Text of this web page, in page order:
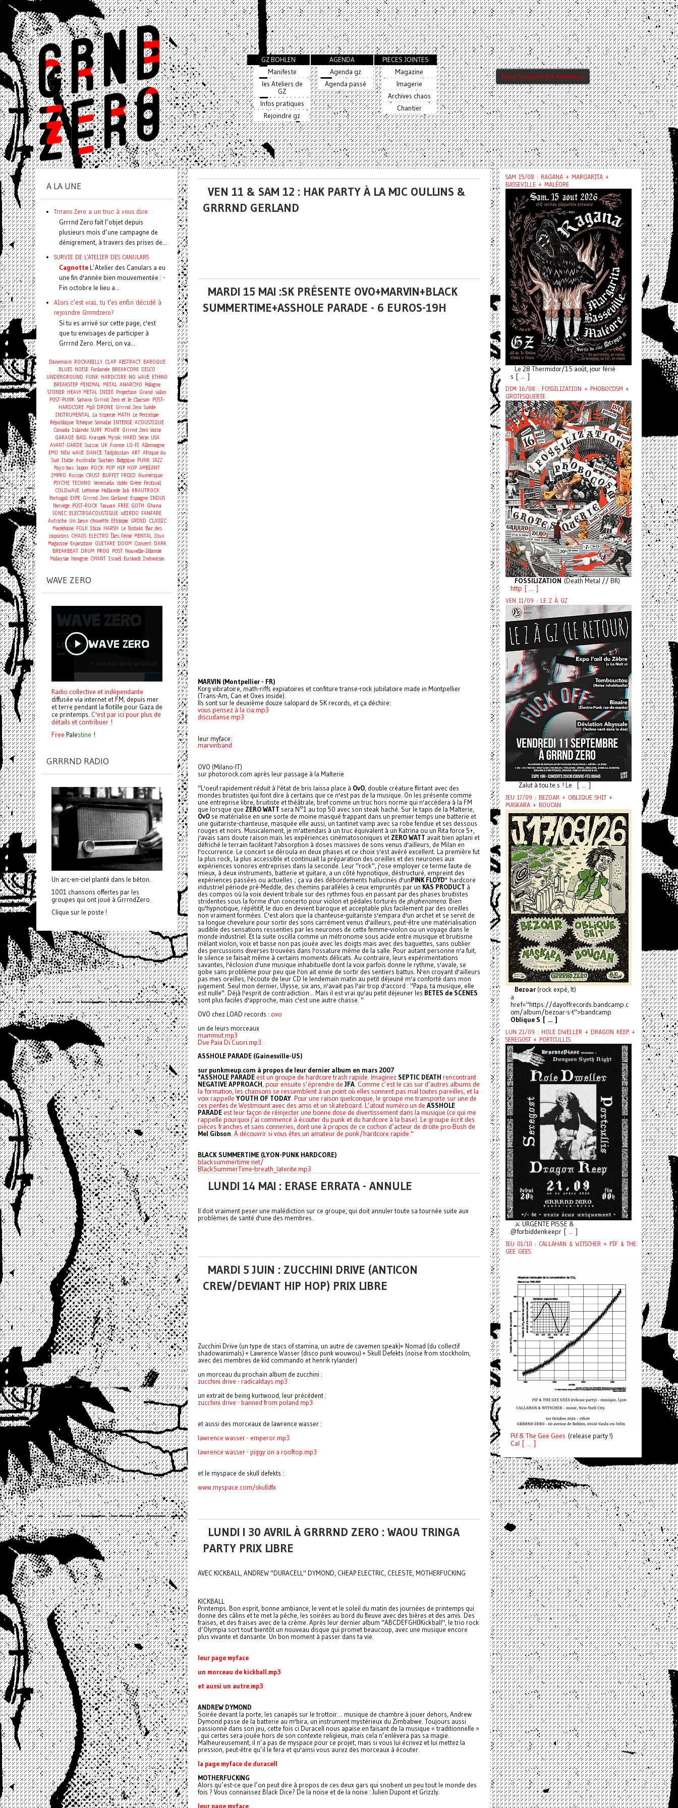
GZ BOHLEN
Manifeste
les Ateliers de
GZ
Infos pratiques
Rejoindre gz
AGENDA
Agenda gz
Agenda passé
PIECES JOINTES
Magazine
Imagerie
Archives chaos
Chantier
Nous Soutenir Via HelloAsso
VEN 11 & SAM 12 : HAK PARTY À LA MJC OULLINS &
GRRRND GERLAND
MARDI 15 MAI :SK PRÉSENTE OVO+MARVIN+BLACK
SUMMERTIME+ASSHOLE PARADE - 6 EUROS-19H
MARVIN (Montpellier - FR)
Korg vibratoire, math-riffs expiatoires et confiture transe-rock jubilatoire made in Montpellier
(Trans-Am, Can et Oxes inside).
Ils sont sur le deuxième douze salopard de SK records, et ça déchire:
vous pensez à la cia.mp3
discudanse.mp3
leur myface:
marvinband
OVO (Milano-IT)
sur photorock.com après leur passage à la Malterie
"L'oeuf rapidement réduit à l'état de bris laissa place à OvO, double créature flirtant avec des
mondes bruitistes qui font dire à certains que ce n'est pas de la musique. On les présente comme
une entreprise libre, bruitiste et théâtrale, bref comme un truc hors norme qui n'accédera à la FM
que lorsque que ZERO WATT sera N°1 au top 50 avec son steak haché. Sur le tapis de la Malterie,
OvO se matérialise en une sorte de moine masqué frappant dans un premier temps une batterie et
une guitariste-chanteuse, masquée elle aussi, un tantinet vamp avec sa robe fendue et ses dessous
rouges et noirs. Musicalement, je m'attendais à un truc équivalent à un Katrina ou un Rita force 5+,
j'avais sans doute raison mais les expériences cinématosoniques et ZERO WATT avait bien aplani et
défriché le terrain facilitant l'absorption à doses massives de sons venus d'ailleurs, de Milan en
l'occurrence. Le concert se déroula en deux phases et ce choix s'est avéré excellent. La première fut
la plus rock, la plus accessible et continuait la préparation des oreilles et des neurones aux
expériences sonores entreprises dans la seconde. Leur "rock", j'ose employer ce terme faute de
mieux, à deux instruments, batterie et guitare, a un côté hypnotique, déstructuré, empreint des
expériences passées ou actuelles ; ça va des débordements hallucinés d'unPINK FLOYD* hardcore
industriel période pré-Meddle, des chemins parallèles à ceux empruntés par un KAS PRODUCT à
des compos où la voix devient tribale sur des rythmes fous en passant par des phases bruitistes
stridentes sous la forme d'un concerto pour violon et pédales torturés de phiphenomena . Bien
qu'hypnotique, répétitif, le duo en devient baroque et acceptable plus facilement par des oreilles
non vraiment formées. C'est alors que la chanteuse-guitariste s'empara d'un archet et se servit de
sa longue chevelure pour sortir des sons carrément venus d'ailleurs, peut-être une matérialisation
audible des sensations ressenties par les neurones de cette femme-violon ou un voyage dans le
monde industriel. Et la suite oscilla comme un métronome sous acide entre musique et bruitisme
mêlant violon, voix et basse non pas jouée avec les doigts mais avec des baguettes, sans oublier
des percussions diverses trouvées dans l'ossature même de la salle. Pour autant personne n'a fuit,
le silence se faisait même à certains moments délicats. Au contraire, leurs expérimentations
savantes, l'éclosion d'une musique inhabituelle dont la voix parfois donne le rythme, s'avale, se
gobe sans problème pour peu que l'on ait envie de sortir des sentiers battus. N'en croyant d'ailleurs
pas mes oreilles, l'écoute de leur CD le lendemain matin au petit déjeuné m'a conforté dans mon
jugement. Seul mon dernier, Ulysse, six ans, n'avait pas l'air trop d'accord : "Papa, ta musique, elle
est nulle". Déjà l'esprit de contradiction... Mais il est vrai qu'au petit déjeuner les BETES de SCENES
sont plus faciles d'approche, mais c'est une autre chasse. "
OVO chez LOAD records : ovo
un de leurs morceaux
mammut.mp3
Due Paia Di Cuori.mp3
ASSHOLE PARADE (Gainesville-US)
sur punkmeup.com à propos de leur dernier album en mars 2007
"ASSHOLE PARADE est un groupe de hardcore trash rapide. Imaginez SEPTIC DEATH rencontrant
NEGATIVE APPROACH, pour ensuite s’éprendre de JFA. Comme c’est le cas sur d’autres albums de
la formation, les chansons se ressemblent à un point où elles sonnent pas mal toutes pareilles, et la
voix rappelle YOUTH OF TODAY. Pour une raison quelconque, le groupe me transporte sur une de
ces pentes de Westmount avec des amis et un skateboard. L’atout numéro un de ASSHOLE
PARADE est leur façon de réinjecter une bonne dose de divertissement dans la musique (ce qui me
rappelle pourquoi j’ai commencé à écouter du punk et du hardcore à la base). Le groupe écrit des
pièces franches et sans conneries, dont une à propos de ce cochon d’acteur de droite pro-Bush de
Mel Gibson. À découvrir si vous êtes un amateur de punk/hardcore rapide."
BLACK SUMMERTIME (LYON-PUNK HARDCORE)
blacksummertime.net/
BlackSummerTime-breath_laterite.mp3
LUNDI 14 MAI : ERASE ERRATA - ANNULE
Il doit vraiment peser une malédiction sur ce groupe, qui doit annuler toute sa tournée suite aux
problèmes de santé d'une des membres.
MARDI 5 JUIN : ZUCCHINI DRIVE (ANTICON
CREW/DEVIANT HIP HOP) PRIX LIBRE
Zucchini Drive (un type de stacs of stamina, un autre de cavemen speak)+ Nomad (du collectif
shadowanimals) + Lawrence Wasser (disco punk wouwou) + Skull Defekts (noise from stockholm,
avec des membres de kid commando et henrik rylander)
un morceau du prochain album de zucchini :
zucchini drive - radicaldays.mp3
un extrait de being kurtwood, leur précédent :
zucchini drive - banned from poland.mp3
et aussi des morceaux de lawrence wasser :
lawrence wasser - emperor.mp3
lawrence wasser - piggy on a rooftop.mp3
et le myspace de skull defekts :
www.myspace.com/skulldfx
LUNDI I 30 AVRIL À GRRRND ZERO : WAOU TRINGA
PARTY PRIX LIBRE
AVEC KICKBALL, ANDREW "DURACELL" DYMOND, CHEAP ELECTRIC, CELESTE, MOTHERFUCKING
KICKBALL
Printemps. Bon esprit, bonne ambiance, le vent et le soleil du matin des journées de printemps qui
donne des câlins et te met la pêche, les soirées au bord du fleuve avec des bières et des amis. Des
fraises, et des fraises avec de la crème. Après leur dernier album "ABCDEFGHIJKickball", le trio rock
d’Olympia sort tout bientôt un nouveau disque qui promet beaucoup, avec une musique encore
plus vivante et dansante. Un bon moment à passer dans ta vie.
leur page myface
un morceau de kickball.mp3
et aussi un autre.mp3
ANDREW DYMOND
Soirée devant la porte, les canapés sur le trottoir… musique de chambre à jouer dehors, Andrew
Dymond passe de la batterie au m'bira, un instrument mystérieux du Zimbabwe. Toujours aussi
passionné dans son jeu, cette fois ci Duracell nous apaise en faisant de la musique « traditionnelle »
, qui certes sera jouée hors de son contexte religieux, mais cela n’enlèvera pas sa magie.
Malheureusement, il n’a pas de myspace pour ce projet, mais si vous lui écrivez et lui mettez la
pression, peut-être qu’il le fera et qu'ainsi vous aurez des morceaux à écouter.
la page myface de duracell
MOTHERFUCKING
Alors qu’est-ce que l’on peut dire à propos de ces deux gars qui snobent un peu tout le monde des
fois ? Vous connaissez Black Dice? De la noise et de la noise : Julien Dupont et Grizzly.
leur page myface
A LA UNE
Trrrans Zero a un truc à vous dire
Grrrnd Zero fait l’objet depuis
plusieurs mois d’une campagne de
dénigrement, à travers des prises de...
SURVIE DE L'ATELIER DES CANULARS
Cagnotte L’Atelier des Canulars a eu
une fin d'année bien mouvementée : -
Fin octobre le lieu a...
Alors c'est vrai, tu t'es enfin décidé à
rejoindre Grrrndzero?
Si tu es arrivé sur cette page, c'est
que tu envisages de participer à
Grrrnd Zero. Merci, on va...
Danemark ROCKABILLY CLAP ABSTRACT BAROQUE
BLUES NOISE Finlande BREAKCORE DISCO
UNDERGROUND FUNK HARDCORE NO WAVE ETHNO
BREAKSTEP MINIMAL METAL ANARCHO Pologne
STONER HEAVY METAL INDIE Projection Grand salon
POST-PUNK Sahara Grrrnd Zero et le Clacson POST-
HARDCORE Mp3 DRONE Grrrnd Zero Suède
INSTRUMENTAL La triperie MATH Le Periscope
République Tchèque Somalie INTENSE ACOUSTIQUE
Canada Islande SURF POWER Grrrnd Zero Vaise
GARAGE BASS Kraspek Mysik HARD Série USA
AVANT-GARDE Suisse UK France LO-FI Allemagne
EMO NEW WAVE DANCE Tadjikistan ART Afrique du
Sud Italie Australie Soutien Belgique PUNK JAZZ
Pays-bas Japon ROCK POP HIP HOP AMBIANT
IMPRO Russie CRUST BUFFET FROID Numérique
PSYCHE TECHNO Venezuela Vidéo Grèce Festival
COLDWAVE Lettonie Hollande lab KRAUTROCK
Portugal EXPE Grrrnd Zero Gerland Espagne INDUS
Norvège POST-ROCK Taiwan FREE GOTH Ghana
SONIC ELECTROACOUSTIQUE WEIRDO FANFARE
Autriche Un lieux chouette Ethiopie GRIND CLASSIC
Macédoine FOLK Ibiza HARSH Le Tostaki Bar des
capucins CHAOS ELECTRO Îles Féroé MENTAL Divx
Magazine Exposition GUITARE DOOM Concert DARK
BREAKBEAT DRUM PROG POST Nouvelle-Zélande
Malaysie Hongrie CHANT Israel Euskadi Indonésie
WAVE ZERO
Radio collective et indépendante
diffusée via internet et FM, depuis mer
et terre pendant la flotille pour Gaza de
ce printemps. C'est par ici pour plus de
détails et contribuer !
Free Palestine !
GRRRND RADIO
Un arc-en-ciel planté dans le béton.
1001 chansons offertes par les
groupes qui ont joué à GrrrndZero.
Clique sur le poste !
SAM 15/08 : RAGANA + MARGARITA +
BASSEVILLE + MALÉORE
Le 28 Thermidor/15 août, jour férié
s [ ... ]
DIM 16/08 : FOSSILIZATION + PHOBOCOSM +
GROTESQUERIE
FOSSILIZATION (Death Metal // BR)
http [ ... ]
VEN 11/09 : LE Z À GZ
Zalut à tou.te.s ! Le [ ... ]
JEU 17/09 : BEZOAR + OBLIQUE SHIT +
MASKARA + BOUCAN
Bezoar (rock expé, It)
a
href="https://dayoffrecords.bandcamp.c
om/album/bezoar-s-t">bandcamp
Oblique S [ ... ]
LUN 21/09 : HOLE DWELLER + DRAGON KEEP +
SEREGOST + PORTCULLIS
⚔️ URGENTE PISSE &
@forbiddenkeepr [ ... ]
JEU 01/10 : CALLAHAN & WITSCHER + PIF & THE
GEE GEES
Pif& The Gee Gees (release party !)
Cal [ ... ]